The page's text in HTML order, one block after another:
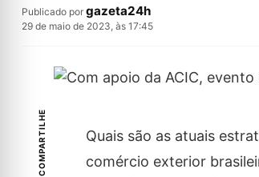
Publicado por gazeta24h
29 de maio de 2023, às 17:45
COMPARTILHE
Quais são as atuais
comércio exterior